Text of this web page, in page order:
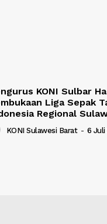
KONI Sulbar
Liga Sepak
Regional
KONI Sulawesi Barat - 6 Juli